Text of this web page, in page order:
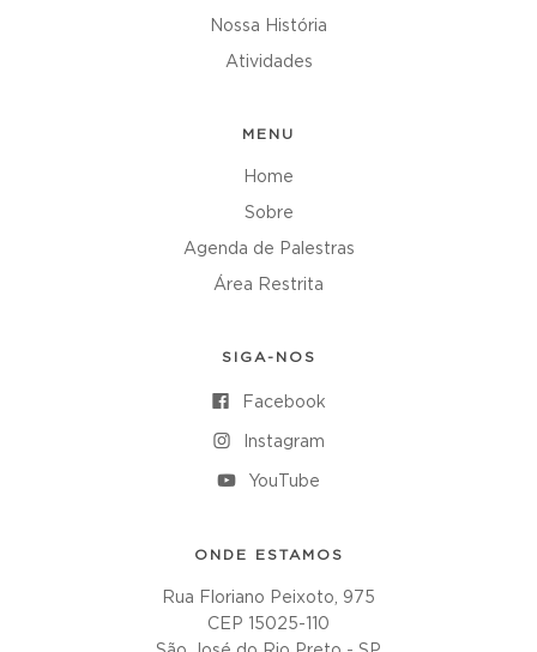
Nossa História
Atividades
MENU
Home
Sobre
Agenda de Palestras
Área Restrita
SIGA-NOS
Facebook
Instagram
YouTube
ONDE ESTAMOS
Rua Floriano Peixoto, 975
CEP 15025-110